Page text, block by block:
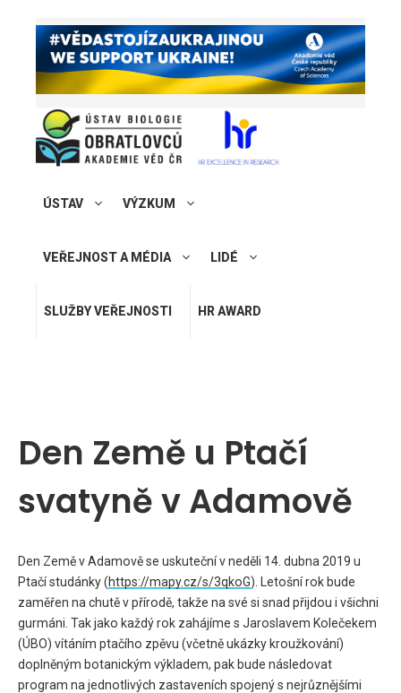
ÚSTAV VÝZKUM
VEŘEJNOST A MÉDIA LIDÉ
SLUŽBY VEŘEJNOSTI HR AWARD
Den Země u Ptačí
svatyně v Adamově
Den Země v Adamově se uskuteční v neděli 14. dubna 2019 u
Ptačí studánky (https://mapy.cz/s/3qkoG). Letošní rok bude
zaměřen na chutě v přírodě, takže na své si snad přijdou i všichni
gurmáni. Tak jako každý rok zahájíme s Jaroslavem Kolečekem
(ÚBO) vítáním ptačího zpěvu (včetně ukázky kroužkování)
doplněným botanickým výkladem, pak bude následovat
program na jednotlivých zastaveních spojený s nejrůznějšími